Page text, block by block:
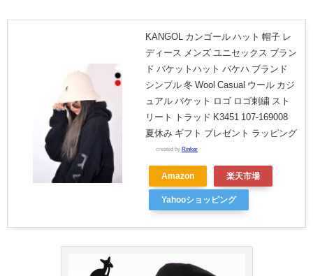
KANGOL カンゴール ハット 帽子 レ
ディース メンズ ユニセックス ブラン
ド バケットハット バケハ ブランド
シンプル 冬 Wool Casual ウール カジ
ュアル バケット ロゴ ロゴ刺繍 スト
リート トラッド K3451 107-169008
夏休み ギフト プレゼント ラッピング
created by Rinker
Amazon 楽天市場
Yahooショッピング